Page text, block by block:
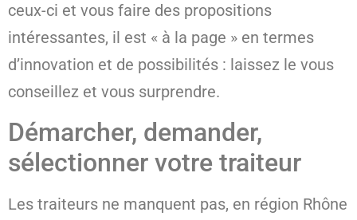
ceux-ci et vous faire des propositions
intéressantes, il est « à la page » en termes
d’innovation et de possibilités : laissez le vous
conseillez et vous surprendre.
Démarcher, demander,
sélectionner votre traiteur
Les traiteurs ne manquent pas, en région Rhône